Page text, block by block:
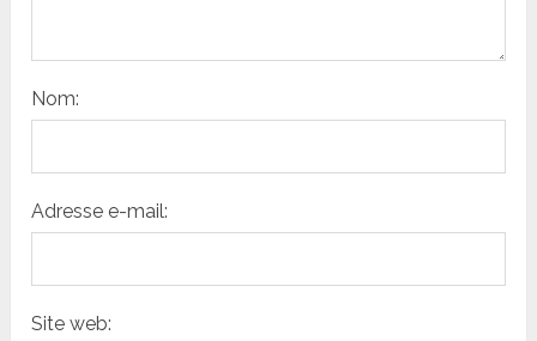
Nom:
Adresse e-mail:
Site web: